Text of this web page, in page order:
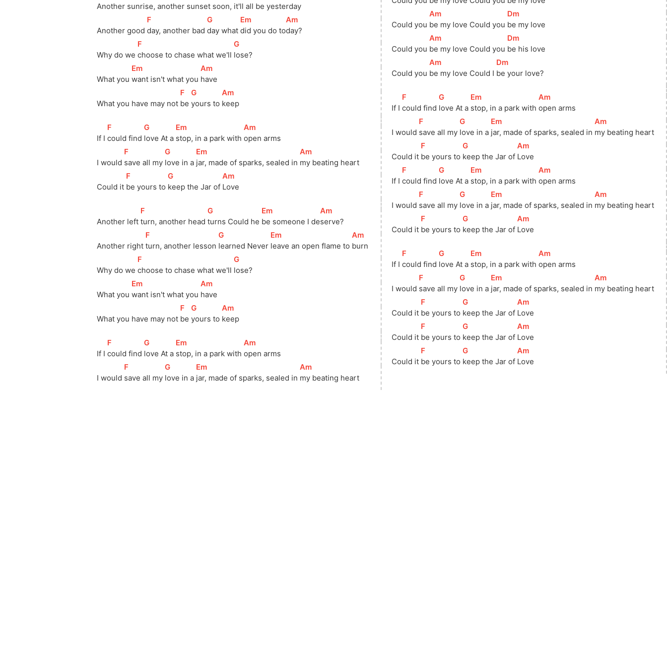
Another sunrise, another sunset soon, it'll all be yesterday
Another good
[F
day, another bad
[
G
day what
[Em
did you do to
[
Am
day?
Why do we
[F
choose to chase what we'll
[
G
lose?
What you
[Em
want isn't what you
[
Am
have
What you have may not
[F
be
[
G
yours to
[
Am
keep
If I
[F
could find
[
G
love At a
[Em
stop, in a park with
[
Am
open arms
I would
[F
save all my
[
G
love in a
[Em
jar, made of sparks, sealed in
[
Am
my beating heart
Could it
[F
be yours to
[
G
keep the Jar of
[
Am
Love
Another left
[F
turn, another head
[
G
turns Could he
[Em
be someone I de
[
Am
serve?
Another right
[F
turn, another lesson
[
G
learned Never
[Em
leave an open flame to
[
Am
burn
Why do we
[F
choose to chase what we'll
[
G
lose?
What you
[Em
want isn't what you
[
Am
have
What you have may not
[F
be
[
G
yours to
[
Am
keep
If I
[F
could find
[
G
love At a
[Em
stop, in a park with
[
Am
open arms
I would
[F
save all my
[
G
love in a
[Em
jar, made of sparks, sealed in
[
Am
my beating heart
Could you
[
Am
be my love Could you
[Dm
be my love
Could you
[
Am
be my love Could you
[Dm
be his love
Could you
[
Am
be my love Could I
[Dm
be your love?
If I
[F
could find
[
G
love At a
[Em
stop, in a park with
[
Am
open arms
I would
[F
save all my
[
G
love in a
[Em
jar, made of sparks, sealed in
[
Am
my beating heart
Could it
[F
be yours to
[
G
keep the Jar of
[
Am
Love
If I
[F
could find
[
G
love At a
[Em
stop, in a park with
[
Am
open arms
I would
[F
save all my
[
G
love in a
[Em
jar, made of sparks, sealed in
[
Am
my beating heart
Could it
[F
be yours to
[
G
keep the Jar of
[
Am
Love
If I
[F
could find
[
G
love At a
[Em
stop, in a park with
[
Am
open arms
I would
[F
save all my
[
G
love in a
[Em
jar, made of sparks, sealed in
[
Am
my beating heart
Could it
[F
be yours to
[
G
keep the Jar of
[
Am
Love
Could it
[F
be yours to
[
G
keep the Jar of
[
Am
Love
Could it
[F
be yours to
[
G
keep the Jar of
[
Am
Love